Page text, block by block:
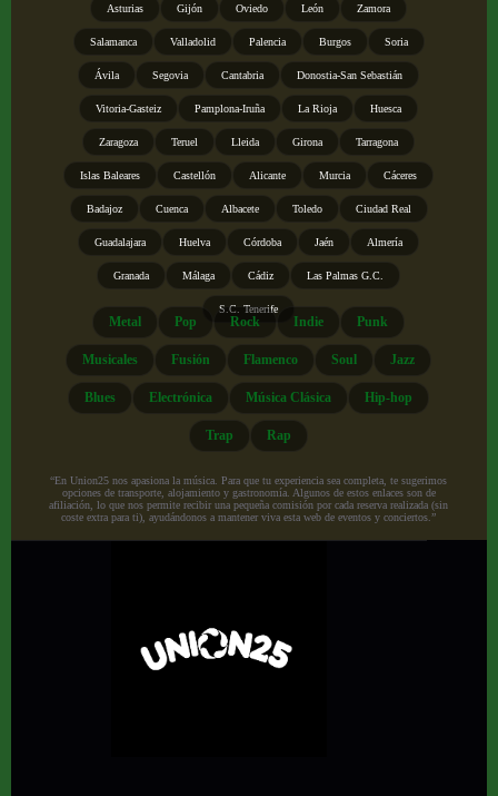
Asturias Gijón Oviedo León Zamora
Salamanca Valladolid Palencia Burgos Soria
Ávila Segovia Cantabria Donostia-San Sebastián
Vitoria-Gasteiz Pamplona-Iruña La Rioja Huesca
Zaragoza Teruel Lleida Girona Tarragona
Islas Baleares Castellón Alicante Murcia Cáceres
Badajoz Cuenca Albacete Toledo Ciudad Real
Guadalajara Huelva Córdoba Jaén Almería
Granada Málaga Cádiz Las Palmas G.C.
S.C. Tenerife
Metal Pop Rock Indie Punk
Musicales Fusión Flamenco Soul Jazz
Blues Electrónica Música Clásica Hip-hop
Trap Rap
“En Union25 nos apasiona la música. Para que tu experiencia sea completa, te sugerimos
opciones de transporte, alojamiento y gastronomía. Algunos de estos enlaces son de
afiliación, lo que nos permite recibir una pequeña comisión por cada reserva realizada (sin
coste extra para ti), ayudándonos a mantener viva esta web de eventos y conciertos.”